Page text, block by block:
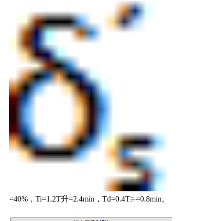
=40%，Ti=1.2T升=2.4min，Td=0.4T升=0.8min。